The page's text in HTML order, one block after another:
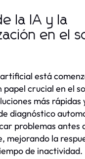
la IA y la
en el
está
papel crucial en el
más rápidas
diagnóstico
problemas antes
mejorando la
de inactividad.